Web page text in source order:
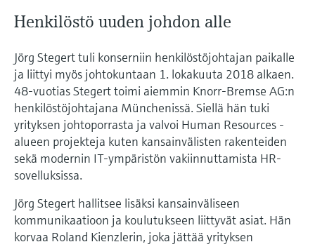
Henkilöstö uuden johdon alle
Jörg Stegert tuli konserniin henkilöstöjohtajan paikalle
ja liittyi myös johtokuntaan 1. lokakuuta 2018 alkaen.
48-vuotias Stegert toimi aiemmin Knorr-Bremse AG:n
henkilöstöjohtajana Münchenissä. Siellä hän tuki
yrityksen johtoporrasta ja valvoi Human Resources -
alueen projekteja kuten kansainvälisten rakenteiden
sekä modernin IT-ympäristön vakiinnuttamista HR-
sovelluksissa.
Jörg Stegert hallitsee lisäksi kansainväliseen
kommunikaatioon ja koulutukseen liittyvät asiat. Hän
korvaa Roland Kienzlerin, joka jättää yrityksen